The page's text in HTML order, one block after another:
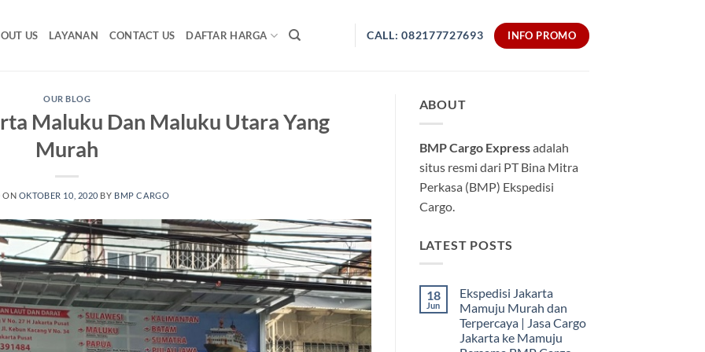
US LAYANAN CONTACT US DAFTAR HARGA CALL: 082177727693 INFO PROMO
OUR BLOG
Maluku Dan Maluku Utara Yang
Murah
ON OKTOBER 10, 2020 BY BMP CARGO
ABOUT
BMP Cargo Expressadalah
situs resmi dari PT Bina Mitra
Perkasa (BMP) Ekspedisi
Cargo.
LATEST POSTS
18
Jun
Ekspedisi Jakarta
Mamuju Murah dan
Terpercaya | Jasa Cargo
Jakarta ke Mamuju